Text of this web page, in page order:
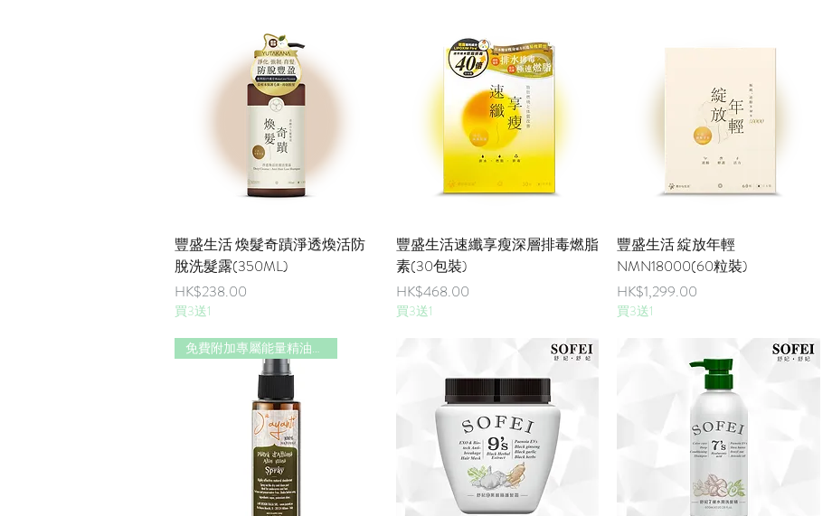
快速瀏覽
豐盛生活 煥髮奇蹟淨透煥活防
脫洗髮露(350ML)
價格
HK$238.00
買3送1
快速瀏覽
豐盛生活速纖享瘦深層排毒燃脂
素(30包裝)
價格
HK$468.00
買3送1
快速瀏覽
豐盛生活 綻放年輕
NMN18000(60粒裝)
價格
HK$1,299.00
買3送1
免費附加專屬能量精油香味